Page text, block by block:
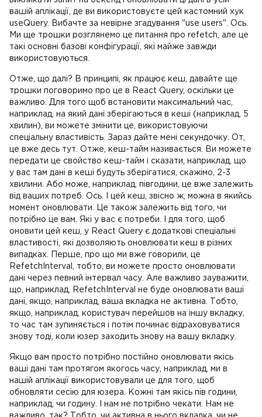
вашій аплікації, де ви використовуєте цей кастомний хук
useQuery. Вибачте за невірне згадування "use users". Ось.
Ми ще трошки розглянемо це питання про refetch, але це
такі основні базові конфігурації, які майже завжди
використовуються.
Отже, що далі? В принципі, як працює кеш, давайте ще
трошки поговоримо про це в React Query, оскільки це
важливо. Для того щоб встановити максимальний час,
наприклад, на який дані зберігаються в кеші (наприклад, 5
хвилин), ви можете змінити це, використовуючи
спеціальну властивість. Зараз дайте мені секундочку. От,
це вже десь тут. Отже, кеш-тайм називається. Ви можете
передати це свойство кеш-тайм і сказати, наприклад, що
у вас там дані в кеші будуть зберігатися, скажімо, 2-3
хвилини. Або може, наприклад, півгодини, це вже залежить
від ваших потреб. Ось. І цей кеш, звісно ж, можна в якийсь
момент оновлювати. Це також залежить від того, чи
потрібно це вам. Які у вас є потреби. І для того, щоб
оновити цей кеш, у React Query є додаткові спеціальні
властивості, які дозволяють оновлювати кеш в різних
випадках. Перше, про що ми вже говорили, це
RefetchInterval, тобто, ви можете просто оновлювати
дані через певний інтервал часу. Але важливо зауважити,
що, наприклад, RefetchInterval не буде оновлювати ваші
дані, якщо, наприклад, ваша вкладка не активна. Тобто,
якщо, наприклад, користувач перейшов на іншу вкладку,
то час там зупиняється і потім починає відраховуватися
знову тоді, коли юзер заходить знову на вашу вкладку.
Якщо вам просто потрібно постійно оновлювати якісь
ваші дані там протягом якогось часу, наприклад, ми в
нашій аплікації використовували це для того, щоб
обновляти сесію для юзера. Кожні там якісь пів години,
наприклад, чи годину. І нам не потрібно чекати. Нам не